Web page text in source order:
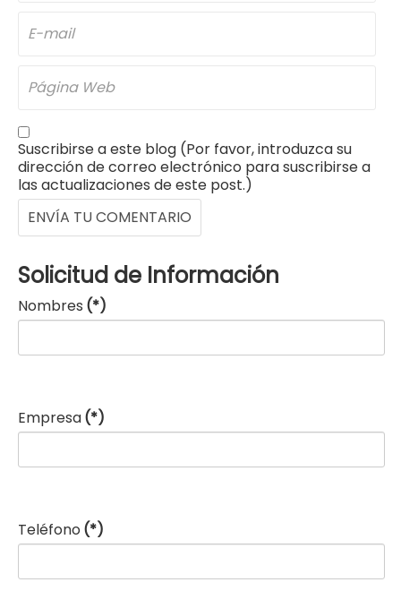
Suscribirse a este blog (Por favor, introduzca su
dirección de correo electrónico para suscribirse a
las actualizaciones de este post.)
ENVÍA TU COMENTARIO
Solicitud de Información
Nombres (*)
Empresa(*)
Teléfono (*)